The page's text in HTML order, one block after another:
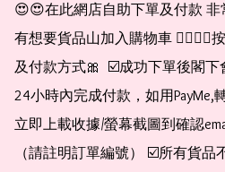
😍😍在此網店自助下單及付款 非
有想要貨品山加入購物車 👉🏻👉🏻
及付款方式🎀  ☑️成功下單後閣下
24小時內完成付款，如用PayMe,
立即上載收據/螢幕截圖到確認
（請註明訂單編號） ☑️所有貨品